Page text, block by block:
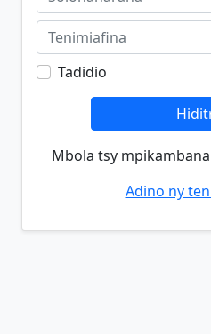
Tadidio
Mbola tsy mpikambana
Adino ny